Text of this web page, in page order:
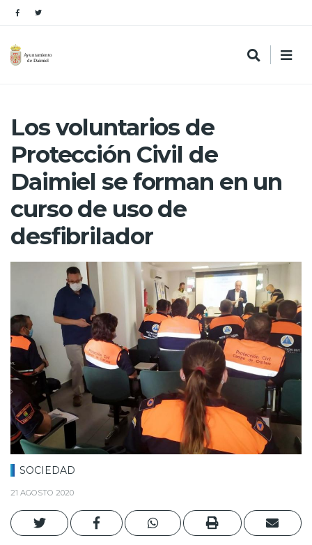
Los voluntarios de
Protección Civil de
Daimiel se forman en un
curso de uso de
desfibrilador
SOCIEDAD
21 AGOSTO 2020